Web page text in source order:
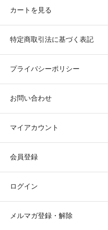
カートを見る
特定商取引法に基づく表記
プライバシーポリシー
お問い合わせ
マイアカウント
会員登録
ログイン
メルマガ登録・解除